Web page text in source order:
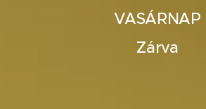
VASÁRNAP
Zárva